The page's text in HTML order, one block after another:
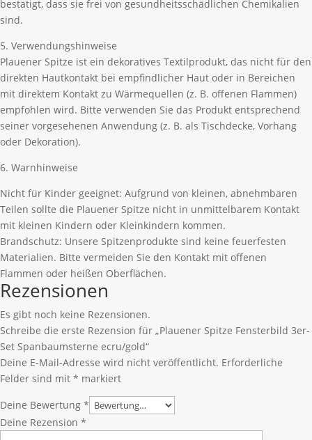
bestätigt, dass sie frei von gesundheitsschädlichen Chemikalien
sind.
5. Verwendungshinweise
Plauener Spitze ist ein dekoratives Textilprodukt, das nicht für den
direkten Hautkontakt bei empfindlicher Haut oder in Bereichen
mit direktem Kontakt zu Wärmequellen (z. B. offenen Flammen)
empfohlen wird. Bitte verwenden Sie das Produkt entsprechend
seiner vorgesehenen Anwendung (z. B. als Tischdecke, Vorhang
oder Dekoration).
6. Warnhinweise
Nicht für Kinder geeignet: Aufgrund von kleinen, abnehmbaren
Teilen sollte die Plauener Spitze nicht in unmittelbarem Kontakt
mit kleinen Kindern oder Kleinkindern kommen.
Brandschutz: Unsere Spitzenprodukte sind keine feuerfesten
Materialien. Bitte vermeiden Sie den Kontakt mit offenen
Flammen oder heißen Oberflächen.
Rezensionen
Es gibt noch keine Rezensionen.
Schreibe die erste Rezension für „Plauener Spitze Fensterbild 3er-
Set Spanbaumsterne ecru/gold“
Deine E-Mail-Adresse wird nicht veröffentlicht. Erforderliche
Felder sind mit * markiert
Deine Bewertung *
Deine Rezension *